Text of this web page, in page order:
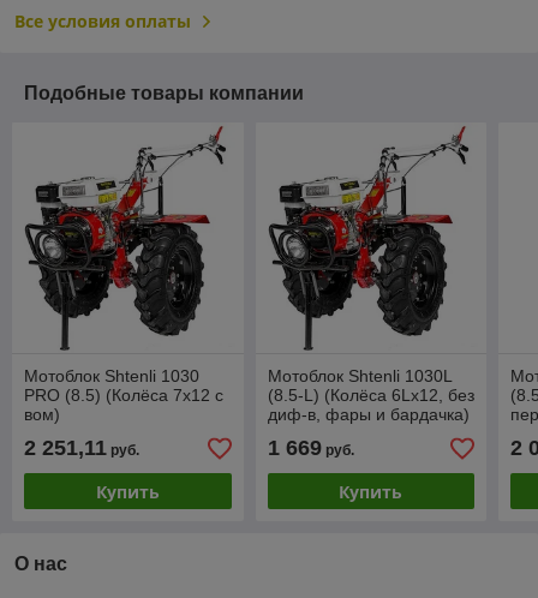
Все условия оплаты
Подобные товары компании
Мотоблок Shtenli 1030
PRO (8.5) (Колёса 7х12 с
вом)
2 251,11 руб.
Купить
Мотоблок Shtenli 1030L
(8.5-L) (Колёса 6Lх12, без
диф-в, фары и бардачка)
1 669руб.
Купить
2
О нас